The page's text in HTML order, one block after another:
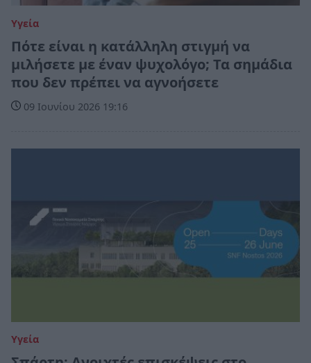
Υγεία
Πότε είναι η κατάλληλη στιγμή να
μιλήσετε με έναν ψυχολόγο; Τα σημάδια
που δεν πρέπει να αγνοήσετε
09 Ιουνίου 2026 19:16
Υγεία